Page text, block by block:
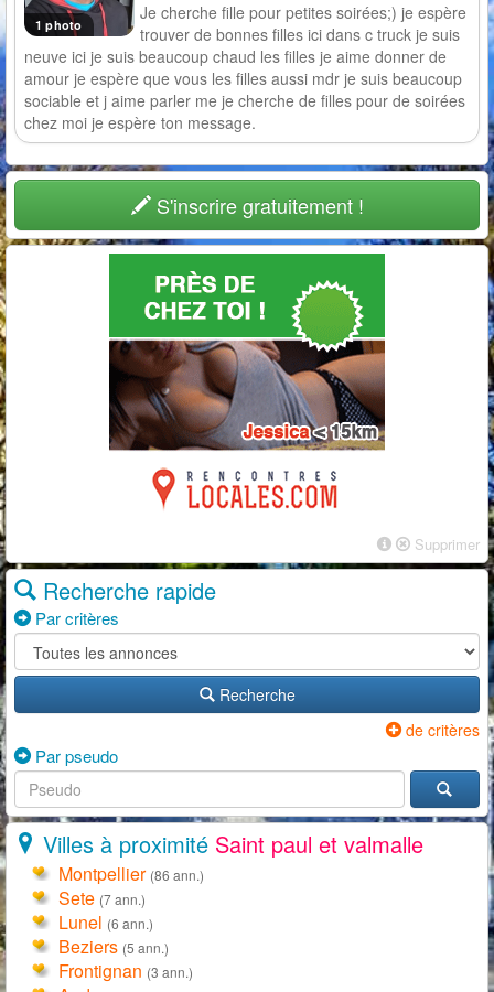
1 photo
Je cherche fille pour petites soirées;) je espère
trouver de bonnes filles ici dans c truck je suis
neuve ici je suis beaucoup chaud les filles je aime donner de
amour je espère que vous les filles aussi mdr je suis beaucoup
sociable et j aime parler me je cherche de filles pour de soirées
chez moi je espère ton message.
S'inscrire gratuitement !
Supprimer
Recherche rapide
Par critères
Recherche
de critères
Par pseudo
Villes à proximité Saint paul et valmalle
Montpellier (86 ann.)
Sete (7 ann.)
Lunel (6 ann.)
Beziers (5 ann.)
Frontignan (3 ann.)